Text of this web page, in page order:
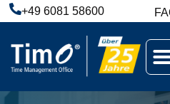
+49 6081 58600